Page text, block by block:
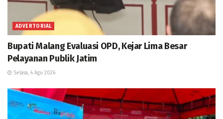
ADVERTORIAL
Bupati Malang Evaluasi OPD, Kejar Lima Besar
Pelayanan Publik Jatim
Selasa, 4 Agu 2026